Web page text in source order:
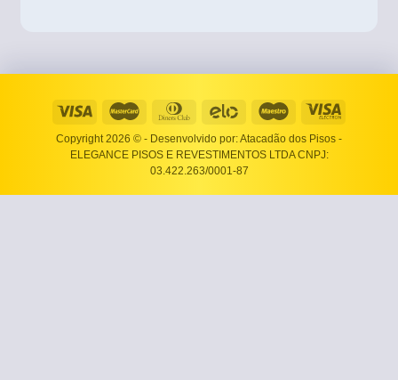
Copyright 2026 © - Desenvolvido por: Atacadão dos Pisos -
ELEGANCE PISOS E REVESTIMENTOS LTDA CNPJ:
03.422.263/0001-87